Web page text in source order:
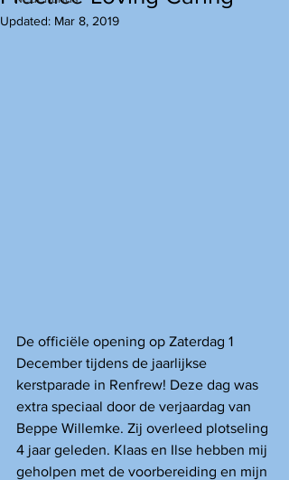
Updated: Mar 8, 2019
De officiële opening op Zaterdag 1
December tijdens de jaarlijkse
kerstparade in Renfrew! Deze dag was
extra speciaal door de verjaardag van
Beppe Willemke. Zij overleed plotseling
4 jaar geleden. Klaas en Ilse hebben mij
geholpen met de voorbereiding en mijn